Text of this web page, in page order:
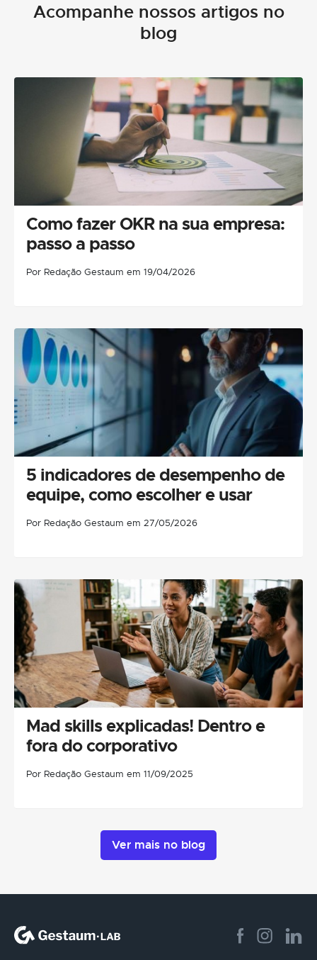
Acompanhe nossos artigos no
blog
Como fazer OKR na sua empresa:
passo a passo
Por Redação Gestaum em 19/04/2026
5 indicadores de desempenho de
equipe, como escolher e usar
Por Redação Gestaum em 27/05/2026
Mad skills explicadas! Dentro e
fora do corporativo
Por Redação Gestaum em 11/09/2025
Ver mais no blog